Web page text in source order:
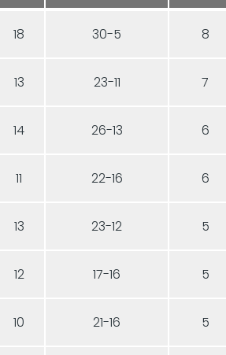
18 30-5 8
13 23-11 7
14 26-13 6
11 22-16 6
13 23-12 5
12 17-16 5
10 21-16 5